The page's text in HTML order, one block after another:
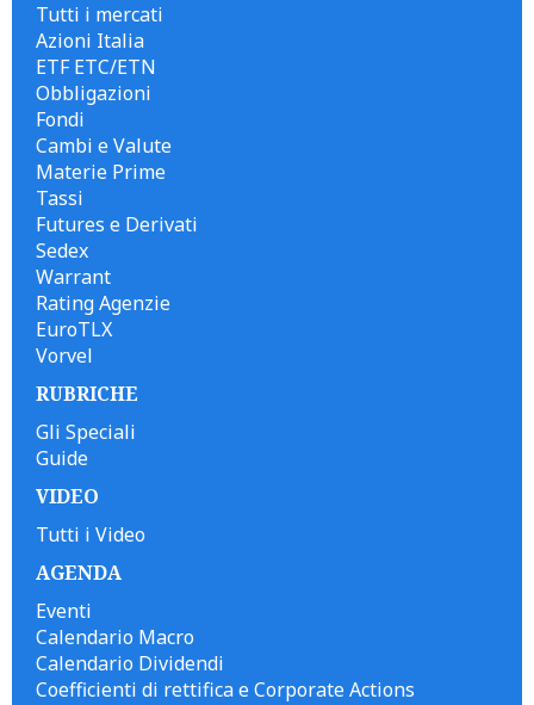
Tutti i mercati
Azioni Italia
ETF ETC/ETN
Obbligazioni
Fondi
Cambi e Valute
Materie Prime
Tassi
Futures e Derivati
Sedex
Warrant
Rating Agenzie
EuroTLX
Vorvel
RUBRICHE
Gli Speciali
Guide
VIDEO
Tutti i Video
AGENDA
Eventi
Calendario Macro
Calendario Dividendi
Coefficienti di rettifica e Corporate Actions